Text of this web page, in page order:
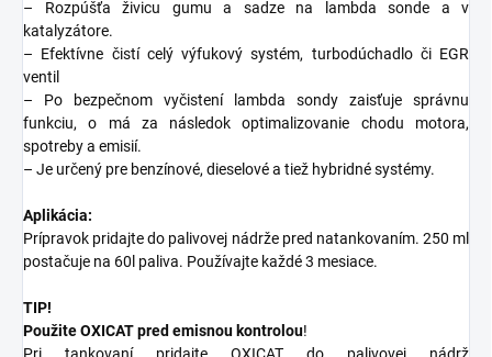
– Rozpúšťa živicu gumu a sadze na lambda sonde a v
katalyzátore.
– Efektívne čistí celý výfukový systém, turbodúchadlo či EGR
ventil
– Po bezpečnom vyčistení lambda sondy zaisťuje správnu
funkciu, o má za následok optimalizovanie chodu motora,
spotreby a emisií.
– Je určený pre benzínové, dieselové a tiež hybridné systémy.
Aplikácia:
Prípravok pridajte do palivovej nádrže pred natankovaním. 250 ml
postačuje na 60l paliva. Používajte každé 3 mesiace.
TIP!
Použite OXICAT pred emisnou kontrolou!